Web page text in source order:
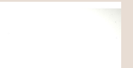
Items